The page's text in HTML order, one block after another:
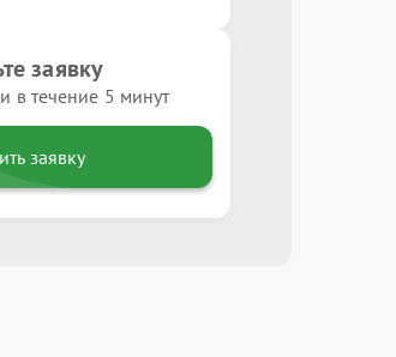
заявку
в течение 5 минут
заявку